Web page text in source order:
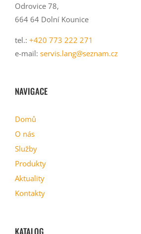
Odrovice 78,
664 64 Dolní Kounice
tel.: +420 773 222 271
e-mail: servis.lang@seznam.cz
NAVIGACE
Domů
O nás
Služby
Produkty
Aktuality
Kontakty
KATALOG